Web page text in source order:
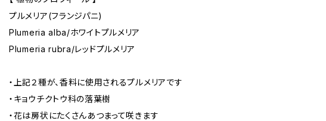
プルメリア(フランジパニ)
Plumeria alba/ホワイトプルメリア
Plumeria rubra/レッドプルメリア
・上記２種が、香料に使用されるプルメリアです
・キョウチクトウ科の落葉樹
・花は房状にたくさんあつまって咲きます